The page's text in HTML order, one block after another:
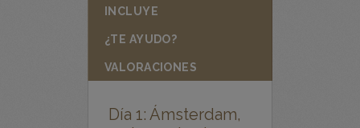
Día 1: Ámsterdam,
Oude Wetering, en